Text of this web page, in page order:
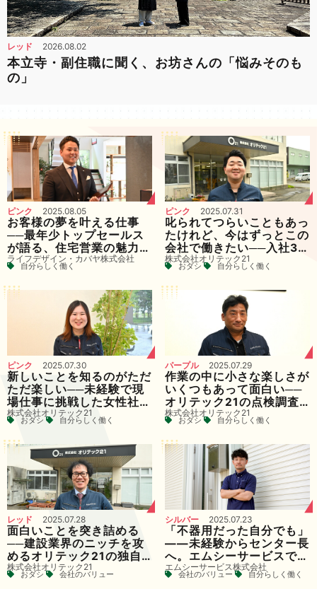
レッド 2026.08.02
本立寺・副住職に聞く、お坊さんの「悩みそのも
の」
ピンク 2025.08.05
お客様の夢を叶える仕事
──最年少トップセールス
が語る、住宅営業の魅力。
ライフデザイン・カバヤで
描くキャリア
ライフデザイン・カバヤ株式会社
自分らしく働く
ピンク 2025.07.31
叱られてつらいこともあっ
たけれど、今はずっとこの
会社で働きたい──入社3年
目の社員が語るオリテック
21の魅力
株式会社オリテック21
おダシ 自分らしく働く
ピンク 2025.07.30
新しいことを知るのがただ
ただ楽しい──未経験で現
場仕事に挑戦した女性社員
の“最初の一年”、そのリア
ルな体験談
株式会社オリテック21
おダシ 自分らしく働く
パープル 2025.07.29
作業の中に小さな楽しさが
いくつもあって面白い──
オリテック21の点検調査
部で働く魅力とは
株式会社オリテック21
おダシ 自分らしく働く
レッド 2025.07.28
面白いことを突き詰める
──建設業界のニッチを攻
めるオリテック21の独自
性と代表・櫻岡氏の想い
株式会社オリテック21
おダシ 会社のバリュー
シルバー 2025.07.23
「不器用だった自分でも」
――未経験からセンター長
へ。エムシーサービスで見
つけた“楽しく働く”という
選択
エムシーサービス株式会社
会社のバリュー 自分らしく働く